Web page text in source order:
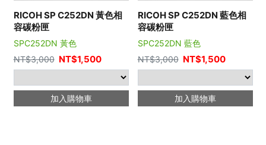
RICOH SP C252DN 黃色相
容碳粉匣
SPC252DN 黃色
NT$3,000 NT$1,500
加入購物車
RICOH SP C252DN 藍色相
容碳粉匣
SPC252DN 藍色
NT$3,000 NT$1,500
加入購物車